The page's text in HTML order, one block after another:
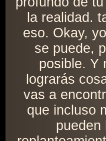
la realidad.
eso. Okay,
se puede,
posible. Y
lograrás
vas a
que incluso
pueden